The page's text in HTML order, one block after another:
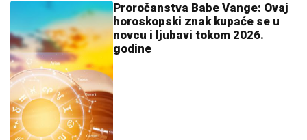
Proročanstva Babe Vange: Ovaj
horoskopski znak kupaće se u
novcu i ljubavi tokom 2026.
godine